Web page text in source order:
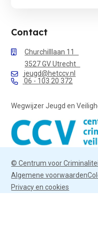
Contact
Churchilllaan 11
3527 GV Utrecht
jeugd@hetccv.nl
06 - 103 20 372
Wegwijzer Jeugd en
© Centrum voor
Algemene voorwaarden
Privacy en cookies